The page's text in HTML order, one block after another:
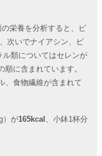
栄養を分析すると、ビ
次いでナイアシン、ビ
ル類についてはセレンが
に含まれています。
、食物繊維が含まれて
）が165kcal 、小鉢1杯分